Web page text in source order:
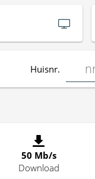
Huisnr.
50 Mb/s
Download